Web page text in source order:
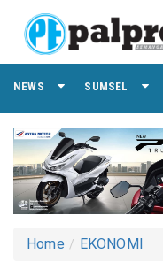
NEWS SUMSEL
Home EKONOMI